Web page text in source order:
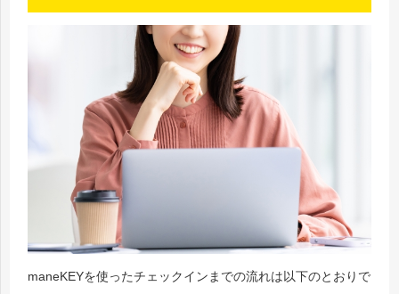
maneKEYを使ったチェックインまでの流れは以下のとおりで